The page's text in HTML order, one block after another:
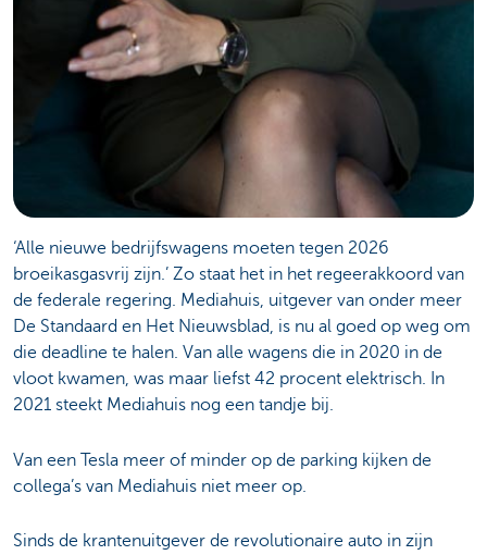
‘Alle nieuwe bedrijfswagens moeten tegen 2026
broeikasgasvrij zijn.’ Zo staat het in het regeerakkoord van
de federale regering. Mediahuis, uitgever van onder meer
De Standaard en Het Nieuwsblad, is nu al goed op weg om
die deadline te halen. Van alle wagens die in 2020 in de
vloot kwamen, was maar liefst 42 procent elektrisch. In
2021 steekt Mediahuis nog een tandje bij.
Van een Tesla meer of minder op de parking kijken de
collega’s van Mediahuis niet meer op.
Sinds de krantenuitgever de revolutionaire auto in zijn